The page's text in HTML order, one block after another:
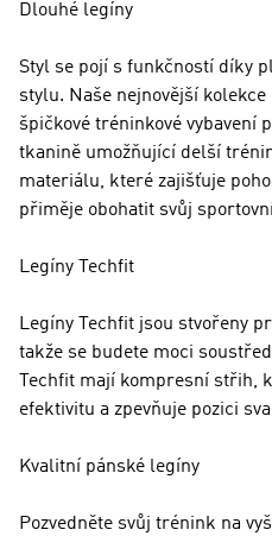
Dlouhé legíny
Styl se pojí s funkčností díky
stylu. Naše nejnovější
špičkové tréninkové vybavení
tkanině umožňující delší
materiálu, které zajišťuje
přiměje obohatit svůj
Legíny Techfit
Legíny Techfit jsou stvořeny
takže se budete moci
Techfit mají kompresní střih,
efektivitu a zpevňuje pozici
Kvalitní pánské legíny
Pozvedněte svůj trénink na